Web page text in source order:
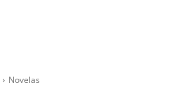
Novelas